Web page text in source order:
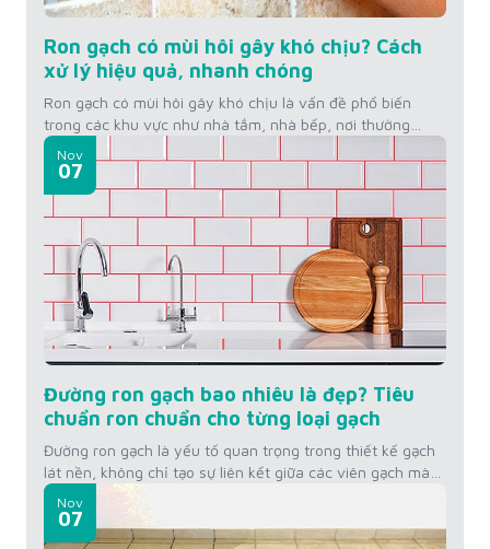
Ron gạch có mùi hôi gây khó chịu? Cách
xử lý hiệu quả, nhanh chóng
Ron gạch có mùi hôi gây khó chịu là vấn đề phổ biến
trong các khu vực như nhà tắm, nhà bếp, nơi thường
xuyên tiếp xúc với độ ẩm và dễ bám bẩn. Mùi hôi từ
đường ron không chỉ làm mất vệ sinh mà còn ảnh hưởng
đến không gian sống. Để khắc...
Nov
07
Đường ron gạch bao nhiêu là đẹp? Tiêu
chuẩn ron chuẩn cho từng loại gạch
Đường ron gạch là yếu tố quan trọng trong thiết kế gạch
lát nền, không chỉ tạo sự liên kết giữa các viên gạch mà
còn ảnh hưởng đến thẩm mỹ không gian. Vậy đường ron
gạch bao nhiêu là đẹp? Hãy cùng tìm hiểu tiêu chuẩn
đường ron cho từng loại gạch mà KINGSMEN...
Nov
07